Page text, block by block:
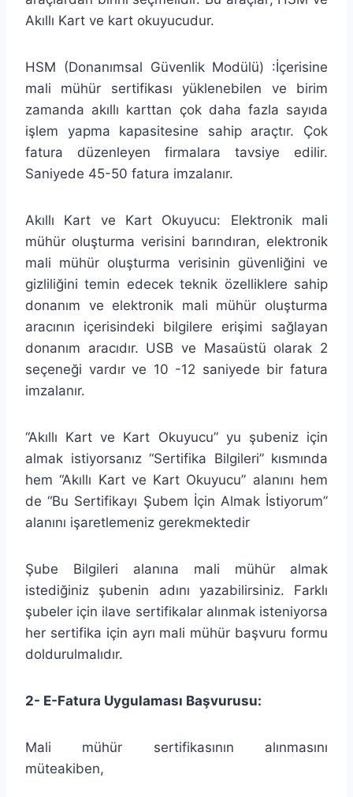
Akıllı Kart ve kart okuyucudur.
HSM (Donanımsal Güvenlik Modülü) :İçerisine
mali mühür sertifikası yüklenebilen ve birim
zamanda akıllı karttan çok daha fazla sayıda
işlem yapma kapasitesine sahip araçtır. Çok
fatura düzenleyen firmalara tavsiye edilir.
Saniyede 45-50 fatura imzalanır.
Akıllı Kart ve Kart Okuyucu: Elektronik mali
mühür oluşturma verisini barındıran, elektronik
mali mühür oluşturma verisinin güvenliğini ve
gizliliğini temin edecek teknik özelliklere sahip
donanım ve elektronik mali mühür oluşturma
aracının içerisindeki bilgilere erişimi sağlayan
donanım aracıdır. USB ve Masaüstü olarak 2
seçeneği vardır ve 10 -12 saniyede bir fatura
imzalanır.
“Akıllı Kart ve Kart Okuyucu” yu şubeniz için
almak istiyorsanız “Sertifika Bilgileri” kısmında
hem “Akıllı Kart ve Kart Okuyucu” alanını hem
de “Bu Sertifikayı Şubem İçin Almak İstiyorum”
alanını işaretlemeniz gerekmektedir
Şube Bilgileri alanına mali mühür almak
istediğiniz şubenin adını yazabilirsiniz. Farklı
şubeler için ilave sertifikalar alınmak isteniyorsa
her sertifika için ayrı mali mühür başvuru formu
doldurulmalıdır.
2- E-Fatura Uygulaması Başvurusu:
Mali mühür sertifikasının alınmasını
müteakiben,